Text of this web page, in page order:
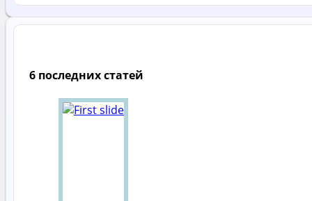
6 последних статей